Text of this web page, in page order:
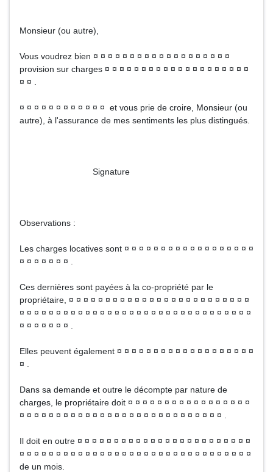
Monsieur (ou autre),
Vous voudrez bien ¤ ¤ ¤ ¤ ¤ ¤ ¤ ¤ ¤ ¤ ¤ ¤ ¤ ¤ ¤ ¤ ¤ ¤ ¤
provision sur charges ¤ ¤ ¤ ¤ ¤ ¤ ¤ ¤ ¤ ¤ ¤ ¤ ¤ ¤ ¤ ¤ ¤ ¤ ¤ ¤
¤ ¤ .
¤ ¤ ¤ ¤ ¤ ¤ ¤ ¤ ¤ ¤ ¤ ¤ et vous prie de croire, Monsieur (ou
autre), à l'assurance de mes sentiments les plus distingués.
Signature
Observations :
Les charges locatives sont ¤ ¤ ¤ ¤ ¤ ¤ ¤ ¤ ¤ ¤ ¤ ¤ ¤ ¤ ¤ ¤ ¤ ¤
¤ ¤ ¤ ¤ ¤ ¤ ¤ .
Ces dernières sont payées à la co-propriété par le
propriétaire, ¤ ¤ ¤ ¤ ¤ ¤ ¤ ¤ ¤ ¤ ¤ ¤ ¤ ¤ ¤ ¤ ¤ ¤ ¤ ¤ ¤ ¤ ¤ ¤ ¤
¤ ¤ ¤ ¤ ¤ ¤ ¤ ¤ ¤ ¤ ¤ ¤ ¤ ¤ ¤ ¤ ¤ ¤ ¤ ¤ ¤ ¤ ¤ ¤ ¤ ¤ ¤ ¤ ¤ ¤ ¤ ¤
¤ ¤ ¤ ¤ ¤ ¤ ¤ .
Elles peuvent également ¤ ¤ ¤ ¤ ¤ ¤ ¤ ¤ ¤ ¤ ¤ ¤ ¤ ¤ ¤ ¤ ¤ ¤ ¤
¤ .
Dans sa demande et outre le décompte par nature de
charges, le propriétaire doit ¤ ¤ ¤ ¤ ¤ ¤ ¤ ¤ ¤ ¤ ¤ ¤ ¤ ¤ ¤ ¤ ¤
¤ ¤ ¤ ¤ ¤ ¤ ¤ ¤ ¤ ¤ ¤ ¤ ¤ ¤ ¤ ¤ ¤ ¤ ¤ ¤ ¤ ¤ ¤ ¤ ¤ ¤ ¤ ¤ .
Il doit en outre ¤ ¤ ¤ ¤ ¤ ¤ ¤ ¤ ¤ ¤ ¤ ¤ ¤ ¤ ¤ ¤ ¤ ¤ ¤ ¤ ¤ ¤ ¤ ¤
¤ ¤ ¤ ¤ ¤ ¤ ¤ ¤ ¤ ¤ ¤ ¤ ¤ ¤ ¤ ¤ ¤ ¤ ¤ ¤ ¤ ¤ ¤ ¤ ¤ ¤ ¤ ¤ ¤ ¤ ¤ ¤
de un mois.